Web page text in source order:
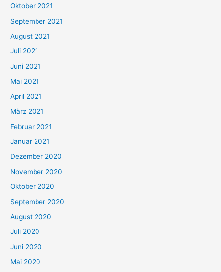
n
n
a
c
h
:
Oktober 2021
September 2021
August 2021
Juli 2021
Juni 2021
Mai 2021
April 2021
März 2021
Februar 2021
Januar 2021
Dezember 2020
November 2020
Oktober 2020
September 2020
August 2020
Juli 2020
Juni 2020
Mai 2020